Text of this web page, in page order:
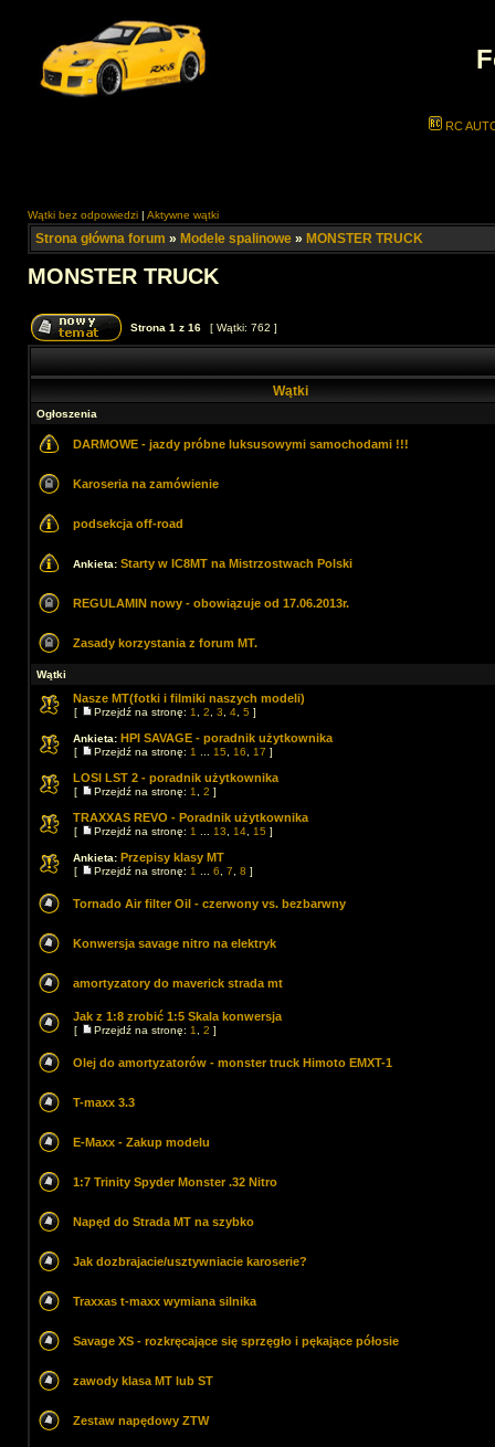
RC
Wątki bez odpowiedzi | Aktywne wątki
Strona główna forum » Modele spalinowe » MONSTER TRUCK
MONSTER TRUCK
Strona 1 z 16 [ Wątki: 762 ]
Wątki
Ogłoszenia
DARMOWE - jazdy próbne luksusowymi samochodami !!!
Karoseria na zamówienie
podsekcja off-road
Ankieta: Starty w IC8MT na Mistrzostwach Polski
REGULAMIN nowy - obowiązuje od 17.06.2013r.
Zasady korzystania z forum MT.
Wątki
Nasze MT(fotki i filmiki naszych modeli)
[ Przejdź na stronę: 1 2 3 4 5 ]
Ankieta: HPI SAVAGE - poradnik użytkownika
[ Przejdź na stronę: 1 15 16 17 ]
LOSI LST 2 - poradnik użytkownika
[ Przejdź na stronę: 1 2 ]
TRAXXAS REVO - Poradnik użytkownika
[ Przejdź na stronę: 1 13 14 15 ]
Ankieta: Przepisy klasy MT
[ Przejdź na stronę: 1 6 7 8 ]
Tornado Air filter Oil - czerwony vs. bezbarwny
Konwersja savage nitro na elektryk
amortyzatory do maverick strada mt
Jak z 1:8 zrobić 1:5 Skala konwersja
[ Przejdź na stronę: 1 2 ]
Olej do amortyzatorów - monster truck Himoto EMXT-1
T-maxx 3.3
E-Maxx - Zakup modelu
1:7 Trinity Spyder Monster .32 Nitro
Napęd do Strada MT na szybko
Jak dozbrajacie/usztywniacie karoserie?
Traxxas t-maxx wymiana silnika
Savage XS - rozkręcające się sprzęgło i pękające półosie
zawody klasa MT lub ST
Zestaw napędowy ZTW